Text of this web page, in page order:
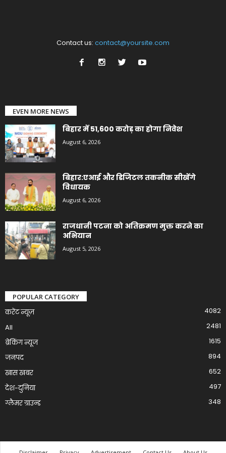
Contact us: contact@yoursite.com
EVEN MORE NEWS
बिहार में 51,600 करोड़ का होगा निवेश
August 6, 2026
बिहार:एआई और डिजिटल तकनीक सीखेंगे
विधायक
August 6, 2026
राजधानी पटना को अतिक्रमण मुक्त करने का
अभियान
August 5, 2026
POPULAR CATEGORY
करेंट न्यूज़
4082
All
2481
ब्रेकिंग न्यूज
1615
जनपद
894
खास खबर
652
देश-दुनिया
497
ग्लैमर ग्राउन्ड
348